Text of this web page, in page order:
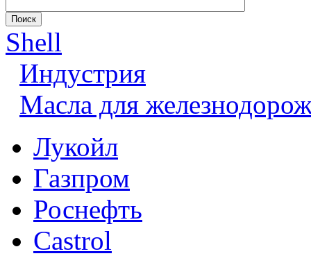
Shell
Индустрия
Масла для
Лукойл
Газпром
Роснефть
Castrol